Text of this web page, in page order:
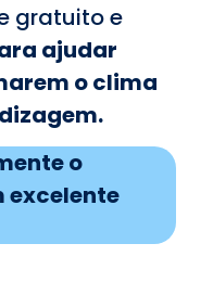
gratuito e
ajudar
o clima
o
excelente